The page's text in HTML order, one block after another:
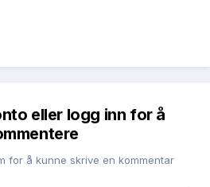
eller logg inn for å
for å kunne skrive en kommentar